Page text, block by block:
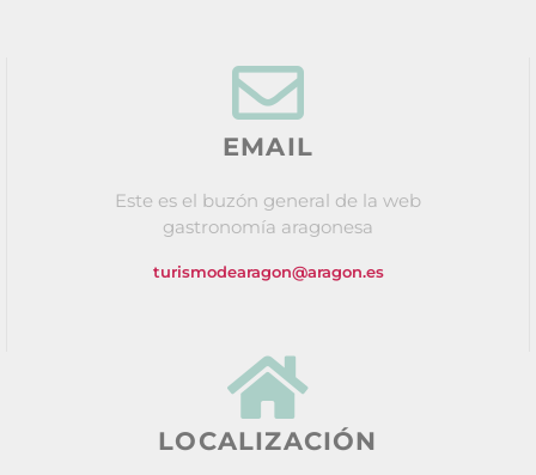
EMAIL
Este es el buzón general de la web
gastronomía aragonesa
turismodearagon@aragon.es
LOCALIZACIÓN